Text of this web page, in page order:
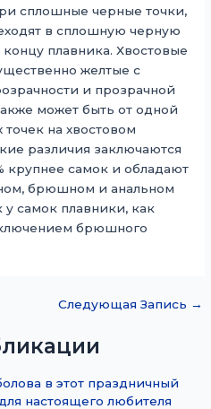
сплошные черные точки,
в сплошную черную
плавника. Хвостовые
желтые с
и прозрачной
может быть от одной
на хвостовом
различия заключаются
крупнее самок и обладают
брюшном и анальном
у самок плавники, как
брюшного
Следующая Запись →
в этот праздничный
настоящего любителя